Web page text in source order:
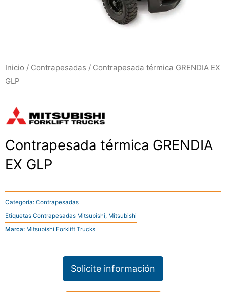
Inicio / Contrapesadas / Contrapesada térmica GRENDIA EX
GLP
Contrapesada térmica GRENDIA
EX GLP
Categoría: Contrapesadas
Etiquetas Contrapesadas Mitsubishi, Mitsubishi
Marca: Mitsubishi Forklift Trucks
Solicite información